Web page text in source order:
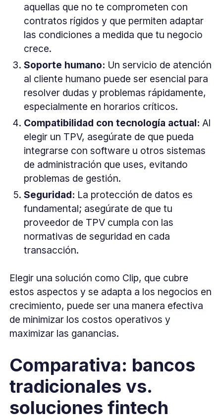
aquellas que no te comprometen con
contratos rígidos y que permiten adaptar
las condiciones a medida que tu negocio
crece.
Soporte humano: Un servicio de atención
al cliente humano puede ser esencial para
resolver dudas y problemas rápidamente,
especialmente en horarios críticos.
Compatibilidad con tecnología actual: Al
elegir un TPV, asegúrate de que pueda
integrarse con software u otros sistemas
de administración que uses, evitando
problemas de gestión.
Seguridad: La protección de datos es
fundamental; asegúrate de que tu
proveedor de TPV cumpla con las
normativas de seguridad en cada
transacción.
Elegir una solución como Clip, que cubre
estos aspectos y se adapta a los negocios en
crecimiento, puede ser una manera efectiva
de minimizar los costos operativos y
maximizar las ganancias.
Comparativa: bancos
tradicionales vs.
soluciones fintech